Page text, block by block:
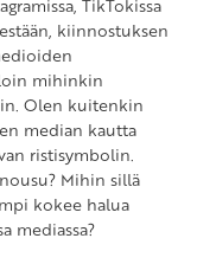
kiinnostuksen
mihinkin
Olen kuitenkin
median kautta
ristisymbolin.
Mihin sillä
kokee halua
mediassa?